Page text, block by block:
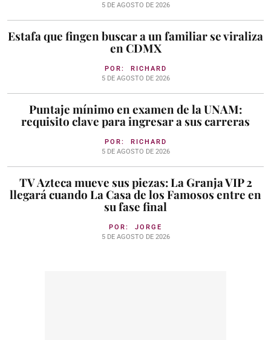
5 DE AGOSTO DE 2026
Estafa que fingen buscar a un familiar se viraliza
en CDMX
POR: RICHARD
5 DE AGOSTO DE 2026
Puntaje mínimo en examen de la UNAM:
requisito clave para ingresar a sus carreras
POR: RICHARD
5 DE AGOSTO DE 2026
TV Azteca mueve sus piezas: La Granja VIP 2
llegará cuando La Casa de los Famosos entre en
su fase final
POR: JORGE
5 DE AGOSTO DE 2026